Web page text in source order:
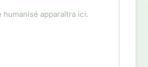
humanisé apparaîtra ici.